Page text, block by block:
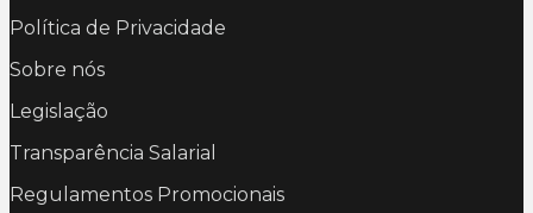
Política de Privacidade
Sobre nós
Legislação
Transparência Salarial
Regulamentos Promocionais